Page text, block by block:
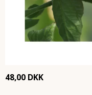
48,00 DKK